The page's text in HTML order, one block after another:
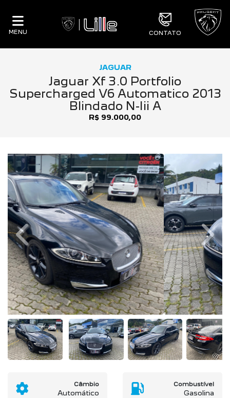
MENU CONTATO
JAGUAR
Jaguar Xf 3.0 Portfolio
Supercharged V6 Automatico 2013
Blindado N-Iii A
R$ 99.000,00
Previous Next
Câmbio
Automático
Combustível
Gasolina